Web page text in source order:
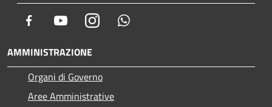
Facebook YoutubeInstagram
AMMINISTRAZIONE
Organi di Governo
Aree Amministrative